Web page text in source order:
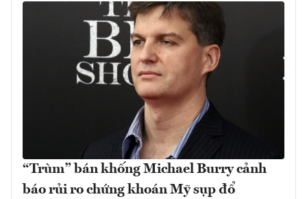
“Trùm” bán khống Michael Burry cảnh
báo rủi ro chứng khoán Mỹ sụp đổ